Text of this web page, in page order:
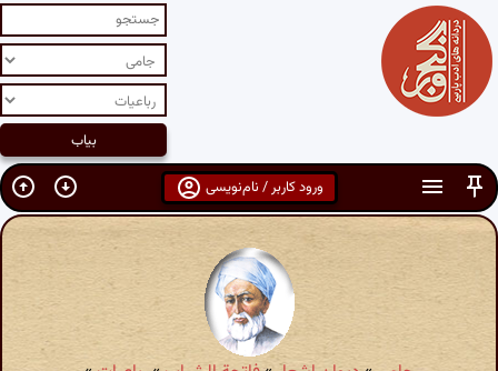
ورود کاربر / نام‌نویسی